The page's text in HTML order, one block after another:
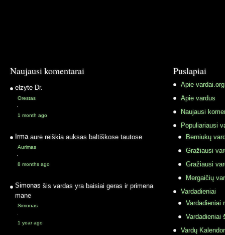
Naujausi komentarai
elzyte Dr.
Orestas
·
1 month ago
Irma aurė reiškia auksas baltiškose tautose
Aurimas
·
8 months ago
Simonas šis vardas yra baisiai geras ir primena
mane
Simonas
·
1 year ago
Puslapiai
Apie vardai.org
Apie vardus
Naujausi
Populiariausi
Berniukų
Gražiausi
Gražiausi
Mergaičių
Vardadieniai
Vardadieniai
Vardadieniai
Vardų